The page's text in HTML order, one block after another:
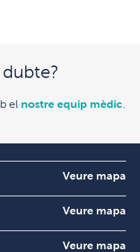
el nostre equip mèdic.
Veure mapa
Veure mapa
Veure mapa